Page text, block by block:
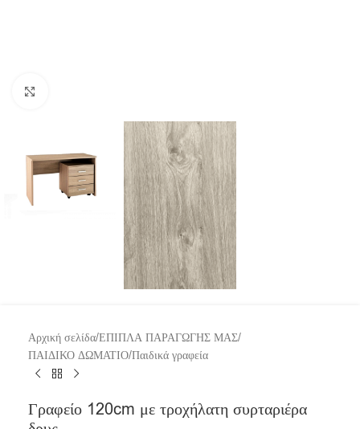
Αρχική σελίδα/ΕΠΙΠΛΑ ΠΑΡΑΓΩΓΗΣ ΜΑΣ/
ΠΑΙΔΙΚΟ ΔΩΜΑΤΙΟ/Παιδικά γραφεία
Γραφείο 120cm με τροχήλατη συρταριέρα